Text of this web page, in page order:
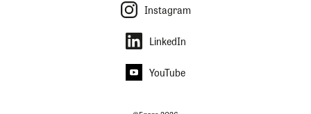
Instagram
LinkedIn
YouTube